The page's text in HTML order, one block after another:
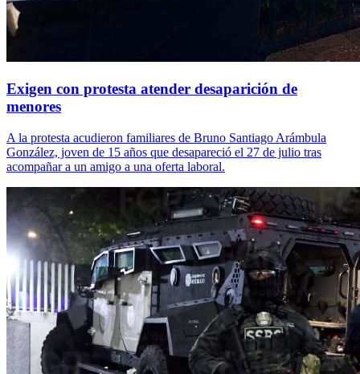
Exigen con protesta atender desaparición de
menores
A la protesta acudieron familiares de Bruno Santiago Arámbula
González, joven de 15 años que desapareció el 27 de julio tras
acompañar a un amigo a una oferta laboral.